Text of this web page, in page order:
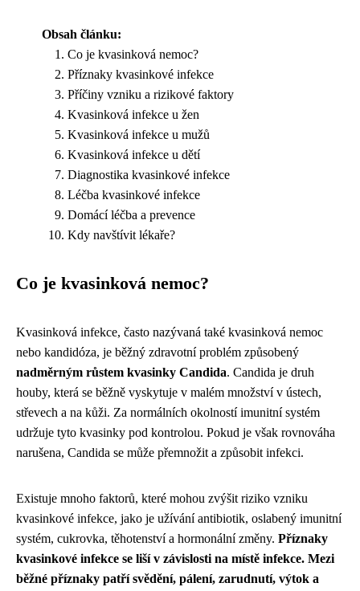
Obsah článku:
Co je kvasinková nemoc?
Příznaky kvasinkové infekce
Příčiny vzniku a rizikové faktory
Kvasinková infekce u žen
Kvasinková infekce u mužů
Kvasinková infekce u dětí
Diagnostika kvasinkové infekce
Léčba kvasinkové infekce
Domácí léčba a prevence
Kdy navštívit lékaře?
Co je kvasinková nemoc?
Kvasinková infekce, často nazývaná také kvasinková nemoc
nebo kandidóza, je běžný zdravotní problém způsobený
nadměrným růstem kvasinky Candida. Candida je druh
houby, která se běžně vyskytuje v malém množství v ústech,
střevech a na kůži. Za normálních okolností imunitní systém
udržuje tyto kvasinky pod kontrolou. Pokud je však rovnováha
narušena, Candida se může přemnožit a způsobit infekci.
Existuje mnoho faktorů, které mohou zvýšit riziko vzniku
kvasinkové infekce, jako je užívání antibiotik, oslabený imunitní
systém, cukrovka, těhotenství a hormonální změny. Příznaky
kvasinkové infekce se liší v závislosti na místě infekce. Mezi
běžné příznaky patří svědění, pálení, zarudnutí, výtok a